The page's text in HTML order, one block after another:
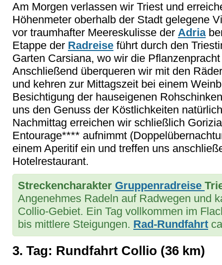
Am Morgen verlassen wir Triest und
Höhenmeter oberhalb der Stadt gelegene
vor traumhafter Meereskulisse der Adria
Etappe der Radreise führt durch den
Garten Carsiana, wo wir die
Anschließend überqueren wir mit den
und kehren zur Mittagszeit bei einem
Besichtigung der hauseigenen
uns den Genuss der Köstlichkeiten
Nachmittag erreichen wir schließlich
Entourage**** aufnimmt
einem Aperitif ein und treffen uns
Hotelrestaurant.
Streckencharakter Gruppenradreise
Angenehmes Radeln auf Radwegen und
Collio-Gebiet. Ein Tag vollkommen im
bis mittlere Steigungen. Rad-Rundfahrt
3. Tag: Rundfahrt Collio (36 km)